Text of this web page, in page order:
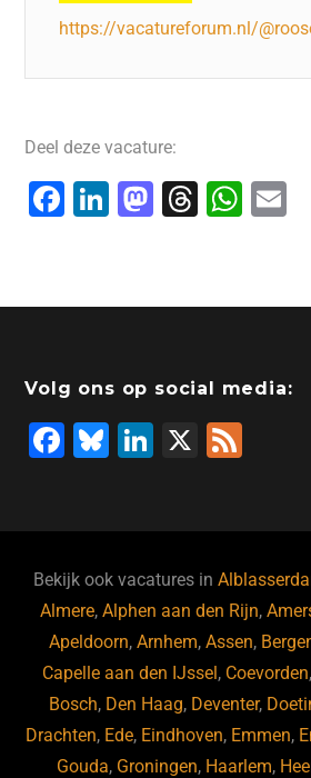
https://vacatureforum.nl/
Deel deze vacature:
F
e
o
o
k
Li
e
n
M
o
o
T
a
s
W
s
p
l
Volg ons op social media:
F
b
o
o
k
Bl
ky
Li
dI
n
X
Bekijk ook vacatures in
Almere,Alphen aan den Rijn,
Apeldoorn,Arnhem,Assen,
Capelle aan den IJssel, Coevorden,
Bosch, Den Haag, Deventer,
Drachten, Ede, Eindhoven, Emmen,
Gouda, Groningen, Haarlem,